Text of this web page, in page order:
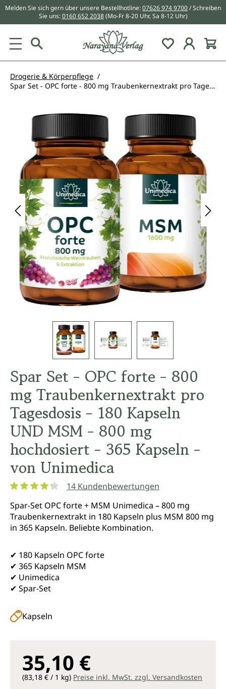
springen
Melden Sie sich gern über unsere Bestellhotline:07626 974 9700/ Schreiben
Sie uns:0160 652 2038 (Mo-Fr 8-20 Uhr, Sa 8-12 Uhr)
Du hast 0
Drogerie & Körperpflege
Spar Set - OPC forte - 800 mg Traubenkernextrakt pro Tagesdosis - 180 Kapseln UND MSM - 800 mg hochdosiert - 365 Kapseln - von Unimedica
Bildergalerie überspringen
Spar Set - OPC forte - 800
mg Traubenkernextrakt pro
Tagesdosis - 180 Kapseln
UND MSM - 800 mg
hochdosiert - 365 Kapseln -
von Unimedica
14 Kundenbewertungen
Spar-Set OPC forte + MSM Unimedica – 800 mg
Traubenkernextrakt in 180 Kapseln plus MSM 800 mg
in 365 Kapseln. Beliebte Kombination.
✔ 180 Kapseln OPC forte
✔ 365 Kapseln MSM
✔ Unimedica
✔ Spar-Set
Kapseln
35,10 €
(83,18 € / 1 kg) Preise inkl. MwSt. zzgl. Versandkosten